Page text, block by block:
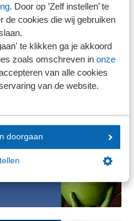
. Door op ’Zelf instellen’ te
de cookies die wij gebruiken
te klikken ga je akkoord
zoals omschreven in onze
van alle cookies
van de website.
doorgaan
+
de missie:
+